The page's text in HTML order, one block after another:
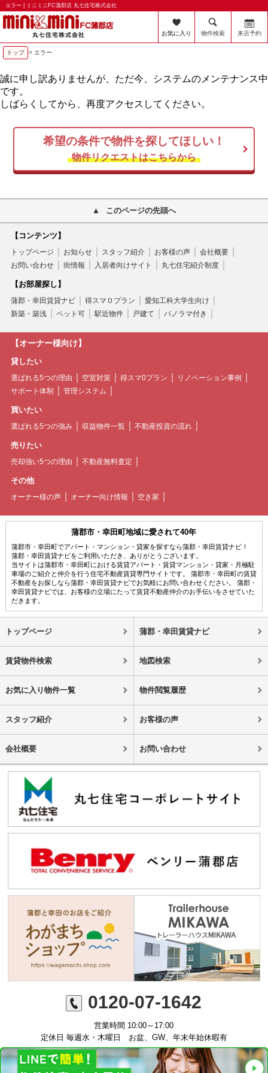
エラー | ミニミニFC蒲郡店 丸七住宅株式会社
お気に入り 物件検索 来店予約
トップ > エラー
誠に申し訳ありませんが、ただ今、システムのメンテナンス中
です。
しばらくしてから、再度アクセスしてください。
希望の条件で物件を探してほしい！
物件リクエストはこちらから
このページの先頭へ
【コンテンツ】
トップページ お知らせ スタッフ紹介 お客様の声
会社概要
お問い合わせ
街情報 入居者向けサイト 丸七住宅紹介制度
【お部屋探し】
蒲郡・幸田賃貸ナビ 得スマ０プラン
愛知工科大学生向け
新築・築浅
ペット可 駅近物件 戸建て パノラマ付き
【オーナー様向け】
貸したい
選ばれる5つの理由 空室対策 得スマ0プラン
リノベーション事例
サポート体制
管理システム
買いたい
選ばれる5つの強み 収益物件一覧 不動産投資の流れ
売りたい
売却強い5つの理由 不動産無料査定
その他
オーナー様の声 オーナー向け情報 空き家
蒲郡市・幸田町地域に愛されて40年
蒲郡市・幸田町でアパート・マンション・貸家を探すなら蒲郡・幸田賃貸ナビ！
蒲郡・幸田賃貸ナビをご利用いただき、ありがとうございます。
当サイトは蒲郡市・幸田町における賃貸アパート・賃貸マンション・貸家・月極駐
車場のご紹介と仲介を行う住宅不動産賃貸専門サイトです。 蒲郡市・幸田町の賃貸
不動産をお探しなら蒲郡・幸田賃貸ナビでお気軽にお問い合わせください。 蒲郡・
幸田賃貸ナビでは、お客様の立場にたって賃貸不動産仲介のお手伝いをさせていた
だきます。
トップページ 蒲郡・幸田賃貸ナビ
賃貸物件検索 地図検索
お気に入り物件一覧 物件閲覧履歴
スタッフ紹介 お客様の声
会社概要 お問い合わせ
0120-07-1642
営業時間 10:00～17:00
定休日 毎週水・木曜日 お盆、GW、年末年始休暇有